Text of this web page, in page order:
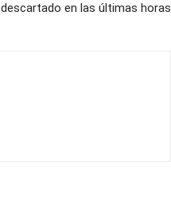
descartado en las últimas horas